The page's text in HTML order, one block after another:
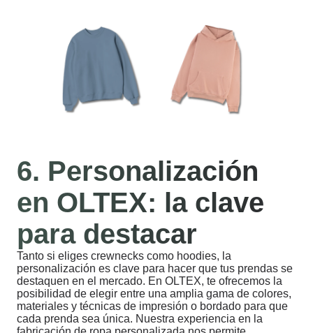
6. Personalización
en OLTEX: la clave
para destacar
Tanto si eliges crewnecks como hoodies, la
personalización es clave para hacer que tus prendas se
destaquen en el mercado. En OLTEX, te ofrecemos la
posibilidad de elegir entre una amplia gama de colores,
materiales y técnicas de impresión o bordado para que
cada prenda sea única. Nuestra experiencia en la